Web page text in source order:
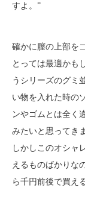
すよ。”
確かに膣の上部を
とっては最適かも
うシリーズのグミ
い物を入れた時の
ンやゴムとは全く
みたいと思ってき
しかしこのオシャ
えるものばかりな
ら千円前後で買え